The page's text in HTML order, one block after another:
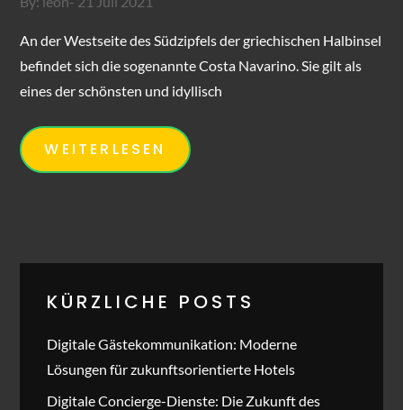
An der Westseite des Südzipfels der griechischen Halbinsel
befindet sich die sogenannte Costa Navarino. Sie gilt als
eines der schönsten und idyllisch
WEITERLESEN
KÜRZLICHE POSTS
Digitale Gästekommunikation: Moderne
Lösungen für zukunftsorientierte Hotels
Digitale Concierge-Dienste: Die Zukunft des